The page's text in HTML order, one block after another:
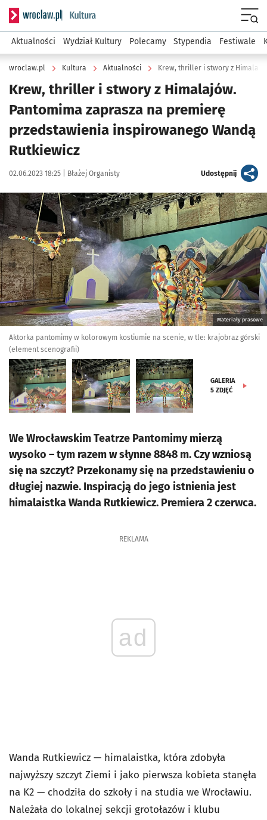
Serwis informacyjny wroclaw.pl podserwis: Kultura
Aktualności Wydział Kultury Polecamy Stypendia Festiwale
wroclaw.pl Kultura Aktualności
Krew, thriller i stwory z Himalajów.
Pantomima zaprasza na premierę
przedstawienia inspirowanego Wandą
Rutkiewicz
Data publikacji:
02.06.2023 18:25 | Autor:
Błażej Organisty Udostępnijartykuł
Kliknij, aby zobaczyć galerię
Materiały prasowe
Aktorka pantomimy w kolorowym kostiumie na scenie, w tle: krajobraz górski
(element scenografii)
GALERIA
5 ZDJĘĆ
We Wrocławskim Teatrze Pantomimy mierzą
wysoko – tym razem w słynne 8848 m. Czy wzniosą
się na szczyt? Przekonamy się na przedstawieniu o
długiej nazwie. Inspiracją do jego istnienia jest
himalaistka Wanda Rutkiewicz. Premiera 2 czerwca.
REKLAMA
ad
Wanda Rutkiewicz — himalaistka, która zdobyła
najwyższy szczyt Ziemi i jako pierwsza kobieta stanęła
na K2 — chodziła do szkoły i na studia we Wrocławiu.
Należała do lokalnej sekcji grotołazów i klubu